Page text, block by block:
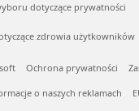
dotyczące prywatności
zdrowia użytkowników
Ochrona prywatności
o naszych reklamach